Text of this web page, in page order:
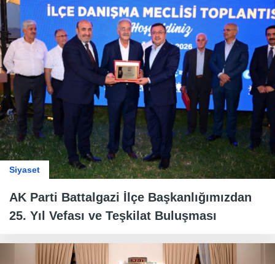
Siyaset
AK Parti Battalgazi İlçe Başkanlığımızdan
25. Yıl Vefası ve Teşkilat Buluşması